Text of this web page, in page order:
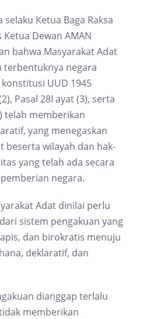
Ketua Baga Raksa
Dewan AMAN
bahwa Masyarakat Adat
terbentuknya negara
UUD 1945
Pasal 28I ayat (3), serta
telah memberikan
yang menegaskan
beserta wilayah dan hak-
yang telah ada secara
negara.
Adat dinilai perlu
sistem pengakuan yang
dan birokratis menuju
deklaratif, dan
dianggap terlalu
memberikan